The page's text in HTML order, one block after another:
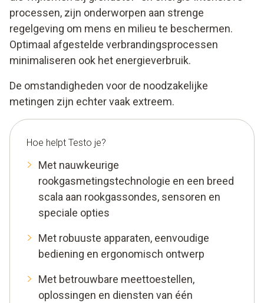
processen, zijn onderworpen aan strenge
regelgeving om mens en milieu te beschermen.
Optimaal afgestelde verbrandingsprocessen
minimaliseren ook het energieverbruik.
De omstandigheden voor de noodzakelijke
metingen zijn echter vaak extreem.
Hoe helpt Testo je?
Met nauwkeurige
rookgasmetingstechnologie en een breed
scala aan rookgassondes, sensoren en
speciale opties
Met robuuste apparaten, eenvoudige
bediening en ergonomisch ontwerp
Met betrouwbare meettoestellen,
oplossingen en diensten van één